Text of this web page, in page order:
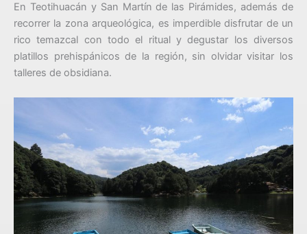
En Teotihuacán y San Martín de las Pirámides, además de
recorrer la zona arqueológica, es imperdible disfrutar de un
rico temazcal con todo el ritual y degustar los diversos
platillos prehispánicos de la región, sin olvidar visitar los
talleres de obsidiana.